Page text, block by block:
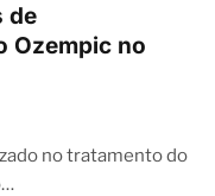
de
Ozempic no
no tratamento do